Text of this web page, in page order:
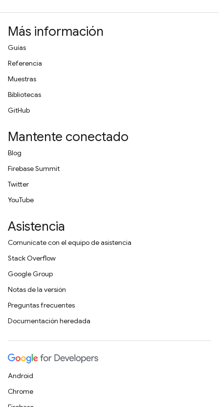
Más información
Guías
Referencia
Muestras
Bibliotecas
GitHub
Mantente conectado
Blog
Firebase Summit
Twitter
YouTube
Asistencia
Comunícate con el equipo de asistencia
Stack Overflow
Google Group
Notas de la versión
Preguntas frecuentes
Documentación heredada
Android
Chrome